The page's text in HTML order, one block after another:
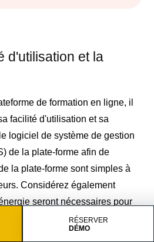
RÉSERVER
DÉMO
d'utilisation et la
de formation en ligne, il
facilité d'utilisation et sa
logiciel de système de gestion
de la plate-forme afin de
la plate-forme sont simples à
Considérez également
seront nécessaires pour
forme et créer des cours avec